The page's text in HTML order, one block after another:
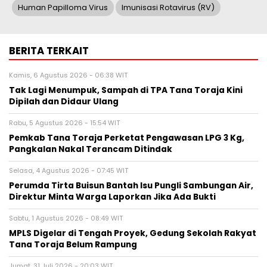
Human Papilloma Virus Imunisasi Rotavirus (RV)
BERITA TERKAIT
Kamis, 6 Agustus 2026 - 06:38 WIT
Tak Lagi Menumpuk, Sampah di TPA Tana Toraja Kini
Dipilah dan Didaur Ulang
Rabu, 5 Agustus 2026 - 15:54 WIT
Pemkab Tana Toraja Perketat Pengawasan LPG 3 Kg,
Pangkalan Nakal Terancam Ditindak
Selasa, 4 Agustus 2026 - 07:45 WIT
Perumda Tirta Buisun Bantah Isu Pungli Sambungan Air,
Direktur Minta Warga Laporkan Jika Ada Bukti
Sabtu, 1 Agustus 2026 - 08:49 WIT
MPLS Digelar di Tengah Proyek, Gedung Sekolah Rakyat
Tana Toraja Belum Rampung